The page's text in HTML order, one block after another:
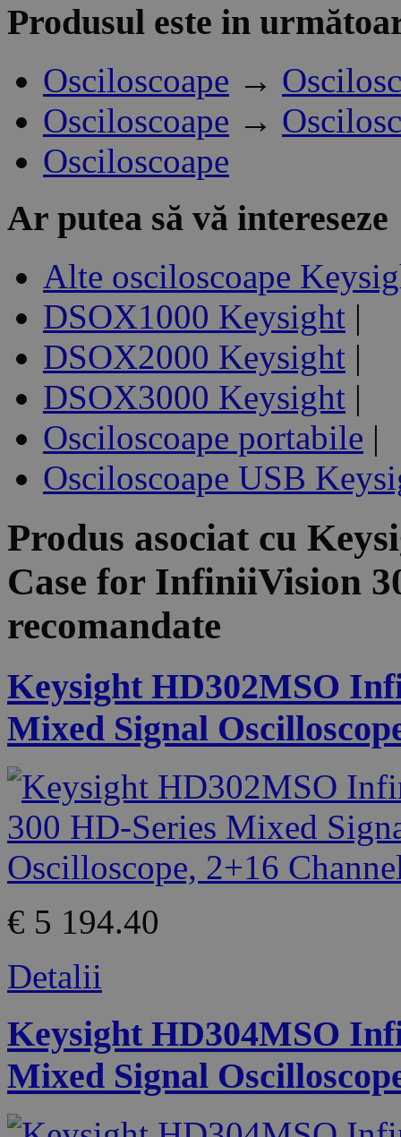
Produsul este in
Osciloscoape →
Osciloscoape →
Osciloscoape
Ar putea să vă intereseze
Alte osciloscoape
DSOX1000 Keysight |
DSOX2000 Keysight |
DSOX3000 Keysight |
Osciloscoape portabile |
Osciloscoape USB
Produs asociat cu
Case for InfiniiVision
recomandate
Keysight HD302MSO
Mixed Signal
€ 5 194.40
Detalii
Keysight HD304MSO
Mixed Signal